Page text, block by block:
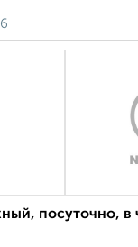
посуточно, в